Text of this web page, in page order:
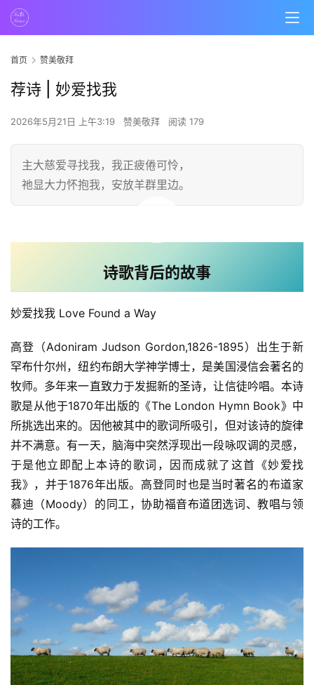
首页 赞美敬拜
荐诗 | 妙爱找我
2026年5月21日 上午3:19 赞美敬拜 阅读 179
主大慈爱寻找我，我正疲倦可怜，
祂显大力怀抱我，安放羊群里边。
00:00 / 04:20
诗歌背后的故事
妙爱找我 Love Found a Way
高登（Adoniram Judson Gordon,1826-1895）出生于新
罕布什尔州，纽约布朗大学神学博士，是美国浸信会著名的
牧师。多年来一直致力于发掘新的圣诗，让信徒吟唱。本诗
歌是从他于1870年出版的《The London Hymn Book》中
所挑选出来的。因他被其中的歌词所吸引，但对该诗的旋律
并不满意。有一天，脑海中突然浮现出一段咏叹调的灵感，
于是他立即配上本诗的歌词，因而成就了这首《妙爱找
我》，并于1876年出版。高登同时也是当时著名的布道家
慕迪（Moody）的同工，协助福音布道团选词、教唱与领
诗的工作。